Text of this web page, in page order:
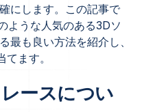
にします。この記事で
うな人気のある3Dソ
最も良い方法を紹介し、
ます。
ースについ